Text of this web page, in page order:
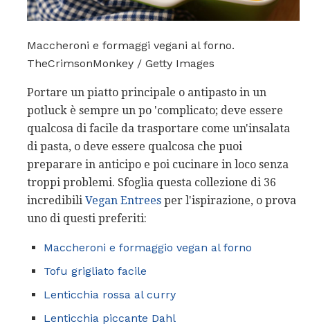
Maccheroni e formaggi vegani al forno.
TheCrimsonMonkey / Getty Images
Portare un piatto principale o antipasto in un
potluck è sempre un po 'complicato; deve essere
qualcosa di facile da trasportare come un'insalata
di pasta, o deve essere qualcosa che puoi
preparare in anticipo e poi cucinare in loco senza
troppi problemi. Sfoglia questa collezione di 36
incredibili Vegan Entrees per l'ispirazione, o prova
uno di questi preferiti:
Maccheroni e formaggio vegan al forno
Tofu grigliato facile
Lenticchia rossa al curry
Lenticchia piccante Dahl